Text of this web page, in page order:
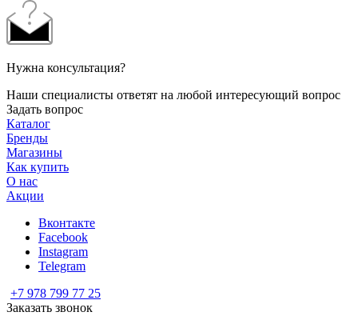
Нужна консультация?
Наши специалисты ответят на любой интересующий вопрос
Задать вопрос
Каталог
Бренды
Магазины
Как купить
О нас
Акции
Вконтакте
Facebook
Instagram
Telegram
+7 978 799 77 25
Заказать звонок